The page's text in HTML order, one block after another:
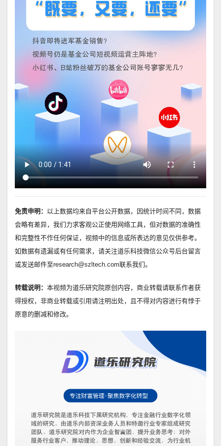
免责申明： 以上数据均来自平台公开数据，因统计时间不同，数据
会略有差异，我们力求客观公正使用网络工具，但对数据的准确性
和完整性不作任何保证，视频中的信息或所表达的意见仅供参考。
如数据有遗漏或有任何需求，请关注道乐科技微信公众号后台留言
或发送邮件至research@szltech.com联系我们。
转载说明： 本视频为道乐研究院原创内容，商业转载请联系作者获
得授权，非商业转载或引用请注明出处，且不得对内容进行有悖于
原意的删减和修改。